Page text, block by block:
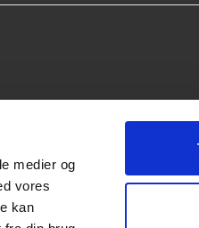
medier og
vores
kan